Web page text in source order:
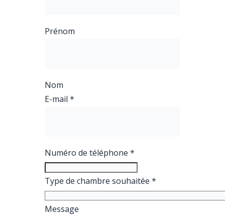
Prénom
Nom
E-mail *
Numéro de téléphone *
Type de chambre souhaitée *
Message